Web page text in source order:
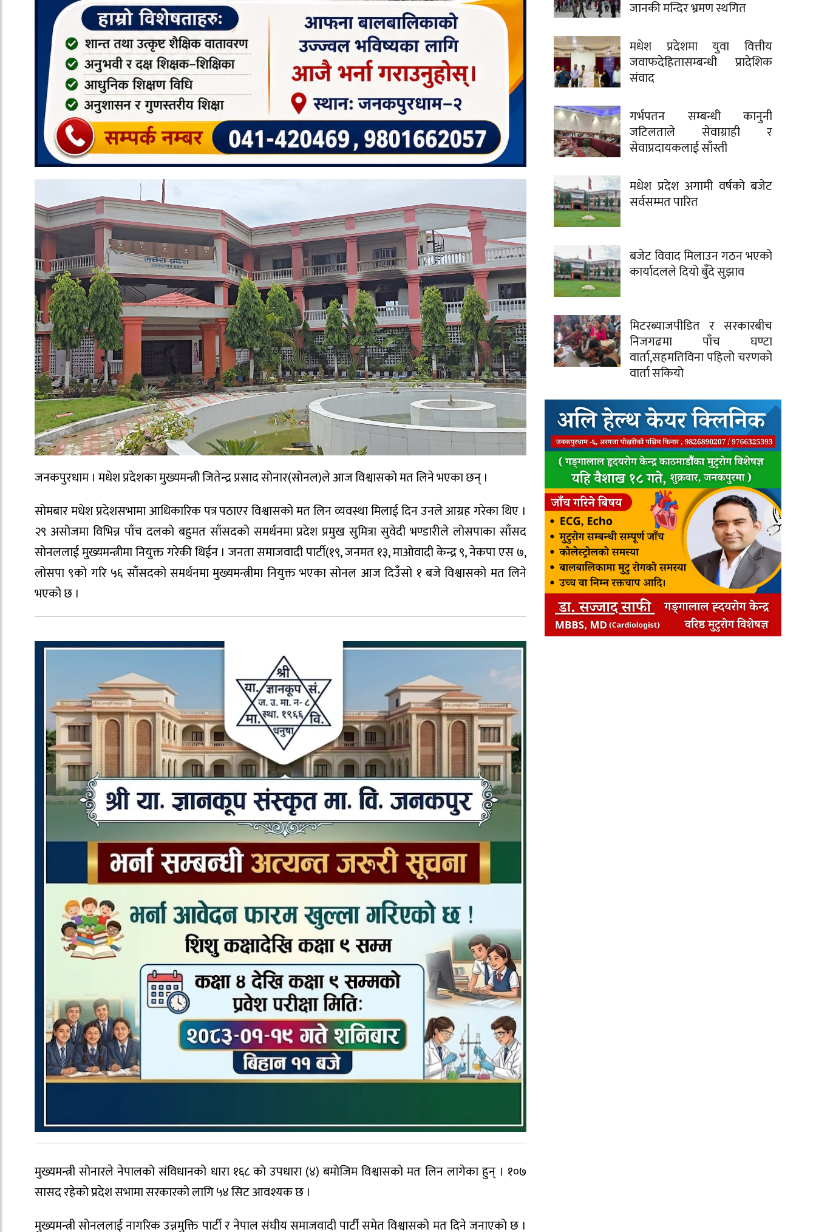
जनकपुरधाम । मधेश प्रदेशका मुख्यमन्त्री जितेन्द्र प्रसाद सोनार(सोनल)ले आज विश्वासको मत लिने भएका छन् ।
सोमबार मधेश प्रदेशसभामा आधिकारिक पत्र पठाएर विश्वासको मत लिन व्यवस्था मिलाई दिन उनले आग्रह गरेका थिए ।
२९ असोजमा विभिन्न पाँच दलको बहुमत साँसदको समर्थनमा प्रदेश प्रमुख सुमित्रा सुवेदी भण्डारीले लोसपाका साँसद
सोनललाई मुख्यमन्त्रीमा नियुक्त गरेकी थिईन । जनता समाजवादी पार्टी(१९, जनमत १३, माओवादी केन्द्र ९, नेकपा एस ७,
लोसपा ९को गरि ५६ साँसदको समर्थनमा मुख्यमन्त्रीमा नियुक्त भएका सोनल आज दिउँसो १ बजे विश्वासको मत लिने
भएको छ ।
मुख्यमन्त्री सोनारले नेपालको संविधानको धारा १६८ को उपधारा (४) बमोजिम विश्वासको मत लिन लागेका हुन् । १०७
सासद रहेको प्रदेश सभामा सरकारको लागि ५४ सिट आवश्यक छ ।
मुख्यमन्त्री सोनललाई नागरिक उन्नमुक्ति पार्टी र नेपाल संघीय समाजवादी पार्टी समेत विश्वासको मत दिने जनाएको छ ।
जानकी मन्दिर भ्रमण स्थगित
मधेश प्रदेशमा युवा वित्तीय
जवाफदेहितासम्बन्धी प्रादेशिक
संवाद
गर्भपतन सम्बन्धी कानुनी
जटिलताले सेवाग्राही र
सेवाप्रदायकलाई साँस्ती
मधेश प्रदेश अगामी वर्षको बजेट
सर्वसम्मत पारित
बजेट विवाद मिलाउन गठन भएको
कार्यादलले दियो बुँदे सुझाव
मिटरब्याजपीडित र सरकारबीच
निजगढमा पाँच घण्टा
वार्ता,सहमतिविना पहिलो चरणको
वार्ता सकियो